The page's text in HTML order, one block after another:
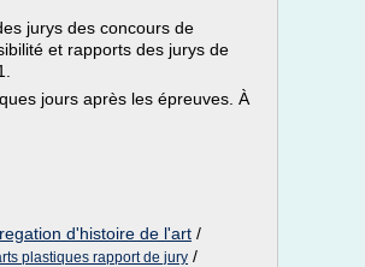
jurys des concours de
et rapports des jurys de
jours après les épreuves. À
d'histoire de l'art /
plastiques rapport de jury /